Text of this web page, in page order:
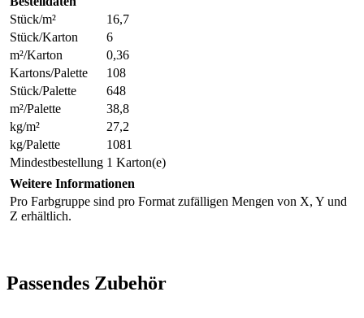
Stück/m²
16,7
Stück/Karton
6
m²/Karton
0,36
Kartons/Palette
108
Stück/Palette
648
m²/Palette
38,8
kg/m²
27,2
kg/Palette
1081
Mindestbestellung 1 Karton(e)
Weitere Informationen
Pro Farbgruppe sind pro Format zufälligen Mengen von X, Y und
Z erhältlich.
Passendes Zubehör